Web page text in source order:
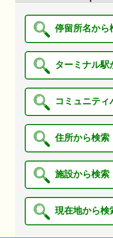
停留所名から
ターミナル駅
コミュニティ
住所から検索
施設から検索
現在地から検